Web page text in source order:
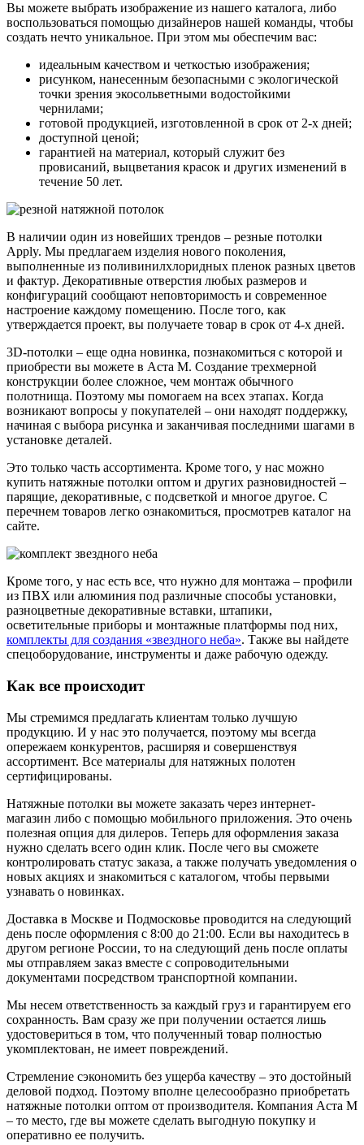
Вы можете выбрать изображение из нашего каталога, либо
воспользоваться помощью дизайнеров нашей команды, чтобы
создать нечто уникальное. При этом мы обеспечим вас:
идеальным качеством и четкостью изображения;
рисунком, нанесенным безопасными с экологической
точки зрения экосольветными водостойкими
чернилами;
готовой продукцией, изготовленной в срок от 2-х дней;
доступной ценой;
гарантией на материал, который служит без
провисаний, выцветания красок и других изменений в
течение 50 лет.
В наличии один из новейших трендов – резные потолки
Apply. Мы предлагаем изделия нового поколения,
выполненные из поливинилхлоридных пленок разных цветов
и фактур. Декоративные отверстия любых размеров и
конфигураций сообщают неповторимость и современное
настроение каждому помещению. После того, как
утверждается проект, вы получаете товар в срок от 4-х дней.
3D-потолки – еще одна новинка, познакомиться с которой и
приобрести вы можете в Аста М. Создание трехмерной
конструкции более сложное, чем монтаж обычного
полотнища. Поэтому мы помогаем на всех этапах. Когда
возникают вопросы у покупателей – они находят поддержку,
начиная с выбора рисунка и заканчивая последними шагами в
установке деталей.
Это только часть ассортимента. Кроме того, у нас можно
купить натяжные потолки оптом и других разновидностей –
парящие, декоративные, с подсветкой и многое другое. С
перечнем товаров легко ознакомиться, просмотрев каталог на
сайте.
Кроме того, у нас есть все, что нужно для монтажа – профили
из ПВХ или алюминия под различные способы установки,
разноцветные декоративные вставки, штапики,
осветительные приборы и монтажные платформы под них,
комплекты для создания «звездного неба». Также вы найдете
спецоборудование, инструменты и даже рабочую одежду.
Как все происходит
Мы стремимся предлагать клиентам только лучшую
продукцию. И у нас это получается, поэтому мы всегда
опережаем конкурентов, расширяя и совершенствуя
ассортимент. Все материалы для натяжных полотен
сертифицированы.
Натяжные потолки вы можете заказать через интернет-
магазин либо с помощью мобильного приложения. Это очень
полезная опция для дилеров. Теперь для оформления заказа
нужно сделать всего один клик. После чего вы сможете
контролировать статус заказа, а также получать уведомления о
новых акциях и знакомиться с каталогом, чтобы первыми
узнавать о новинках.
Доставка в Москве и Подмосковье проводится на следующий
день после оформления с 8:00 до 21:00. Если вы находитесь в
другом регионе России, то на следующий день после оплаты
мы отправляем заказ вместе с сопроводительными
документами посредством транспортной компании.
Мы несем ответственность за каждый груз и гарантируем его
сохранность. Вам сразу же при получении остается лишь
удостовериться в том, что полученный товар полностью
укомплектован, не имеет повреждений.
Стремление сэкономить без ущерба качеству – это достойный
деловой подход. Поэтому вполне целесообразно приобретать
натяжные потолки оптом от производителя. Компания Аста М
– то место, где вы можете сделать выгодную покупку и
оперативно ее получить.